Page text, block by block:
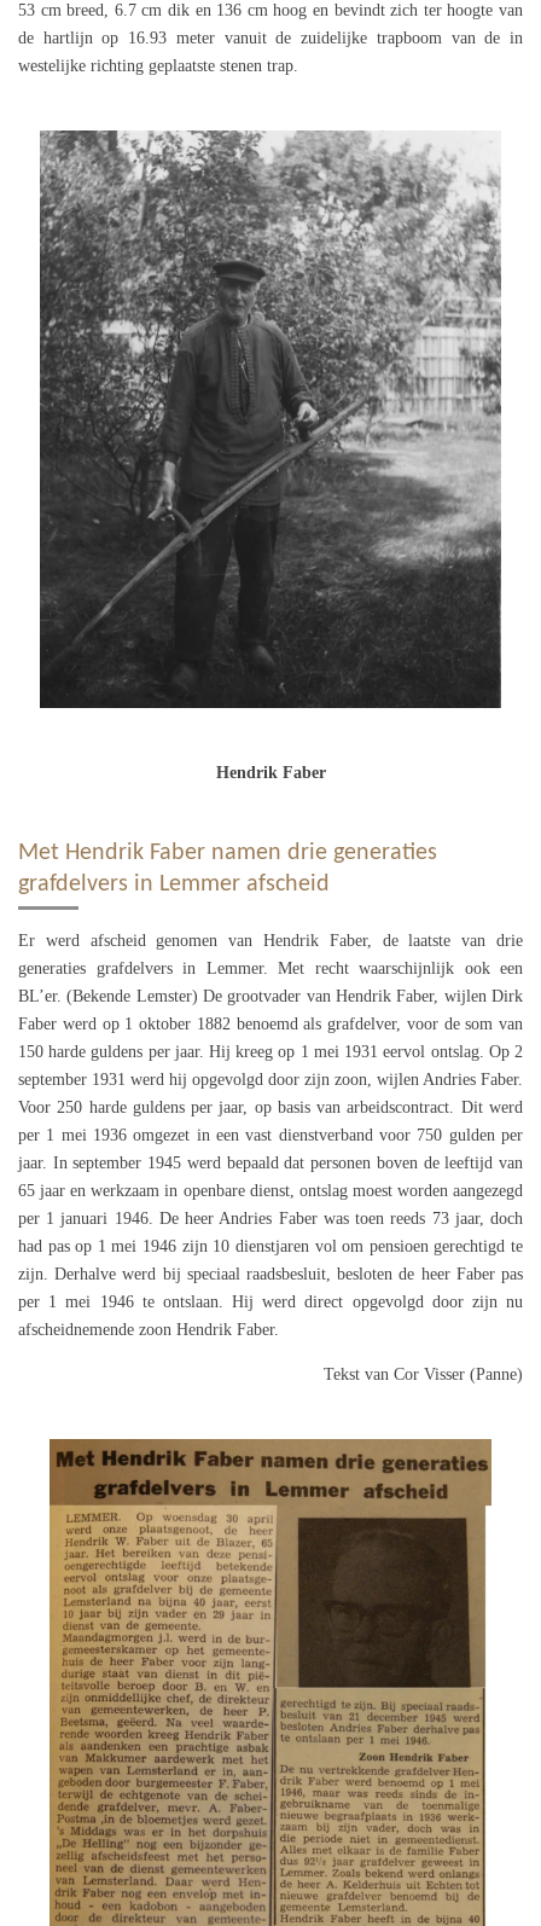
53 cm breed, 6.7 cm dik en 136 cm hoog en bevindt zich ter hoogte van
de hartlijn op 16.93 meter vanuit de zuidelijke trapboom van de in
westelijke richting geplaatste stenen trap.
Hendrik Faber
Met Hendrik Faber namen drie generaties
grafdelvers in Lemmer afscheid
Er werd afscheid genomen van Hendrik Faber, de laatste van drie
generaties grafdelvers in Lemmer. Met recht waarschijnlijk ook een
BL’er. (Bekende Lemster) De grootvader van Hendrik Faber, wijlen Dirk
Faber werd op 1 oktober 1882 benoemd als grafdelver, voor de som van
150 harde guldens per jaar. Hij kreeg op 1 mei 1931 eervol ontslag. Op 2
september 1931 werd hij opgevolgd door zijn zoon, wijlen Andries Faber.
Voor 250 harde guldens per jaar, op basis van arbeidscontract. Dit werd
per 1 mei 1936 omgezet in een vast dienstverband voor 750 gulden per
jaar. In september 1945 werd bepaald dat personen boven de leeftijd van
65 jaar en werkzaam in openbare dienst, ontslag moest worden aangezegd
per 1 januari 1946. De heer Andries Faber was toen reeds 73 jaar, doch
had pas op 1 mei 1946 zijn 10 dienstjaren vol om pensioen gerechtigd te
zijn. Derhalve werd bij speciaal raadsbesluit, besloten de heer Faber pas
per 1 mei 1946 te ontslaan. Hij werd direct opgevolgd door zijn nu
afscheidnemende zoon Hendrik Faber.
Tekst van Cor Visser (Panne)